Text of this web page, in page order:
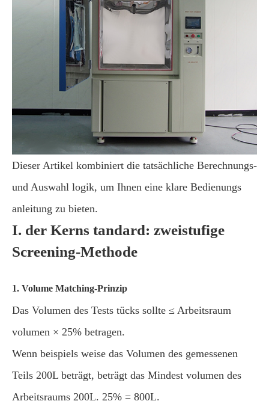
Dieser Artikel kombiniert die tatsächliche Berechnungs-
und Auswahl logik, um Ihnen eine klare Bedienungs
anleitung zu bieten.
I. der Kerns tandard: zweistufige
Screening-Methode
1. Volume Matching-Prinzip
Das Volumen des Tests tücks sollte ≤ Arbeitsraum
volumen × 25% betragen.
Wenn beispiels weise das Volumen des gemessenen
Teils 200L beträgt, beträgt das Mindest volumen des
Arbeitsraums 200L. 25% = 800L.